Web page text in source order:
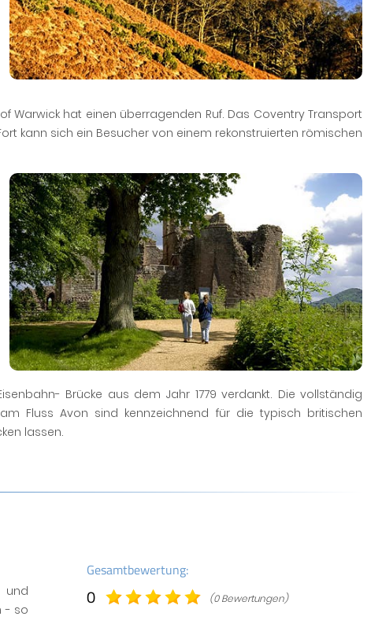
Warwick hat einen überragenden Ruf. Das Coventry Transport
kann sich ein Besucher von einem rekonstruierten römischen
Brücke aus dem Jahr 1779 verdankt. Die vollständig
Fluss Avon sind kennzeichnend für die typisch britischen
lassen.
Gesamtbewertung:
0 (0 Bewertungen)
und
- so